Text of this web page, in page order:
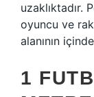
uzaklıktadır.
oyuncu ve
alanının
1